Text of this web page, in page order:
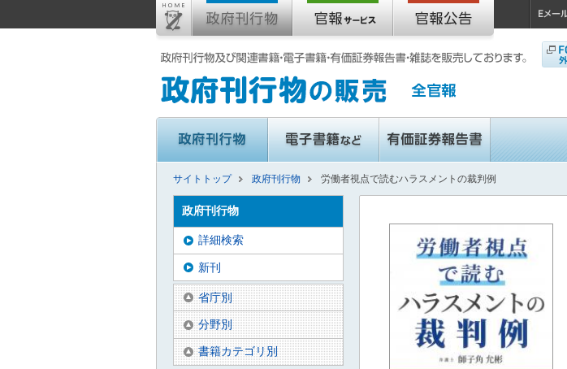
サイトトップ 政府刊行物 労働者視点で読むハラスメントの裁判例
政府刊行物
詳細検索
新刊
省庁別
分野別
書籍カテゴリ別